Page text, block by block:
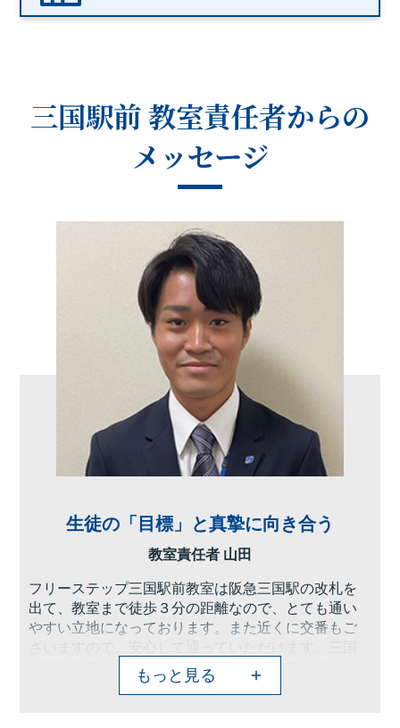
三国駅前 教室責任者からの
メッセージ
生徒の「目標」と真摯に向き合う
教室責任者 山田
フリーステップ三国駅前教室は阪急三国駅の改札を
出て、教室まで徒歩３分の距離なので、とても通い
やすい立地になっております。また近くに交番もご
ざいますので、安心して通っていただけます。三国
駅前教室では通ってくださる生徒、そして大切なお
子さまを預けてくださる保護者の思いを尊重し、学
もっと見る